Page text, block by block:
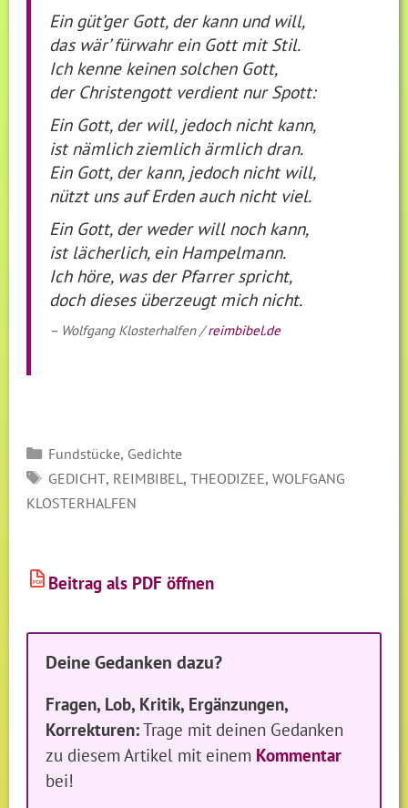
Ein güt’ger Gott, der kann und will,
das wär’ fürwahr ein Gott mit Stil.
Ich kenne keinen solchen Gott,
der Christengott verdient nur Spott:
Ein Gott, der will, jedoch nicht kann,
ist nämlich ziemlich ärmlich dran.
Ein Gott, der kann, jedoch nicht will,
nützt uns auf Erden auch nicht viel.
Ein Gott, der weder will noch kann,
ist lächerlich, ein Hampelmann.
Ich höre, was der Pfarrer spricht,
doch dieses überzeugt mich nicht.
– Wolfgang Klosterhalfen /reimbibel.de
Kategorien
Fundstücke, Gedichte
SCHLAGWÖRTER
GEDICHT, REIMBIBEL , THEODIZEE, WOLFGANG
KLOSTERHALFEN
PDF Beitrag als PDF öffnen
Deine Gedanken dazu?
Fragen, Lob, Kritik, Ergänzungen,
Korrekturen:Trage mit deinen Gedanken
zu diesem Artikel mit einem Kommentar
bei!